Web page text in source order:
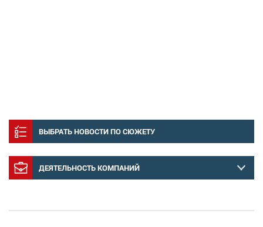
ВЫБРАТЬ НОВОСТИ ПО СЮЖЕТУ
ДЕЯТЕЛЬНОСТЬ КОМПАНИЙ